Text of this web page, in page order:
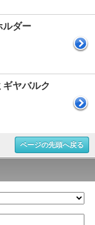
ルダー
ヤバルク
ページの先頭へ戻る